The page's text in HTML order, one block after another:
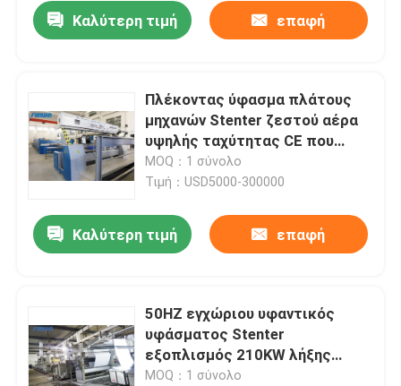
Καλύτερη τιμή επαφή
Πλέκοντας ύφασμα πλάτους
μηχανών Stenter ζεστού αέρα
υψηλής ταχύτητας CE που
τελειώνει 2400mm
MOQ：1 σύνολο
Τιμή：USD5000-300000
Καλύτερη τιμή επαφή
50HZ εγχώριου υφαντικός
υφάσματος Stenter
εξοπλισμός 210KW λήξης
μηχανών υφαντικός
MOQ：1 σύνολο